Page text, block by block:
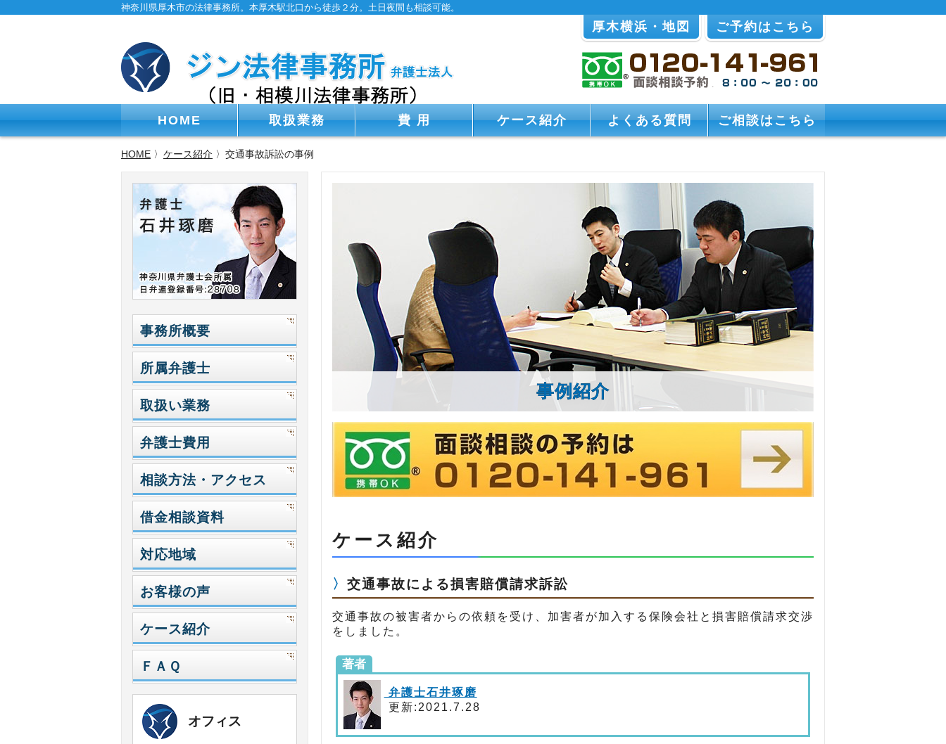
神奈川県厚木市の法律事務所。本厚木駅北口から徒歩２分。土日夜間も相談可能。
厚木横浜・地図 ご予約はこちら
HOME 取扱業務 費 用 ケース紹介 よくある質問 ご相談はこちら
HOME 〉 ケース紹介 〉交通事故訴訟の事例
事例紹介
ケース紹介
交通事故による損害賠償請求訴訟
交通事故の被害者からの依頼を受け、加害者が加入する保険会社と損害賠償請求交渉
をしました。
著者
弁護士石井琢磨
更新:2021.7.28
事務所概要
所属弁護士
取扱い業務
弁護士費用
相談方法・アクセス
借金相談資料
対応地域
お客様の声
ケース紹介
ＦＡＱ
オフィス